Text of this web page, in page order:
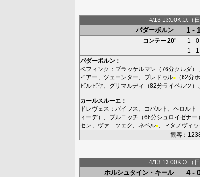
4/13 13:00K.O.（
パダーボルン 1 - 1
コンテー 20'
1 - 0
1 - 1
パダーボルン ：
ベフィンク ； ブラッケルマン （76分クルダ）、
イアー
ツェーンター プレドゥル■ （62分
ビルビヤ
グリマルディ （82分ライペルツ ）、
カールスルーエ ：
ドレヴェス ； バイフス コバルト ヘロルト
ィーデ）、 ブルニッチ （66分シュロイゼナー
セン
ヴァニツェク ネベル■ マタノヴィッ
観客：
4/13 13:00K.O.（
ホルシュタイン・キール 4 - 0